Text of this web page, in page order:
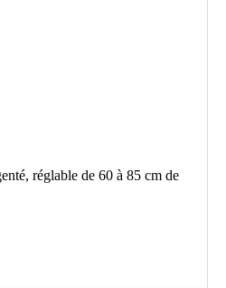
réglable de 60 à 85 cm de